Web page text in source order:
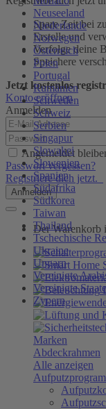
Neuseeland
Niederlande
Norwegen
Österreich
Polen
Portugal
Rumänien
Schweden
Schweiz
Serbien
Singapur
Slowakei
Slowenien
Spanien
Südafrika
Südkorea
Taiwan
Thailand
Tschechische
Ukraine
Ungarn
Vereinigte
Vereinigte
Zypern
Spare Zeit bei
Erstelle und
Verfolge deine
Speichere
Jetzt kostenlos
Konto eröffnen
Anmelden
Angemeldet
Passwort vergessen?
Registriere dich jetzt.
Anmelden
Der Warenkorb
Marken
Abdeckrahmen
Alle anzeigen